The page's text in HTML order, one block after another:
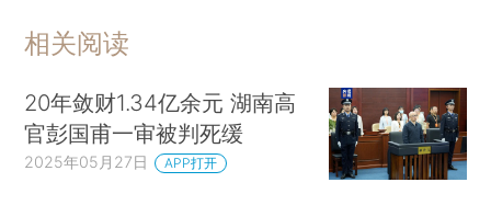
相关阅读
20年敛财1.34亿余元 湖南高
官彭国甫一审被判死缓
2025年05月27日 APP打开